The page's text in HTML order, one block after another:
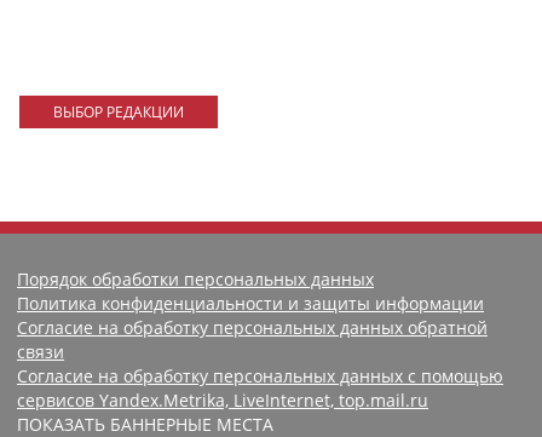
ВЫБОР РЕДАКЦИИ
Порядок обработки персональных данных
Политика конфиденциальности и защиты информации
Согласие на обработку персональных данных обратной
связи
Согласие на обработку персональных данных с помощью
сервисов Yandex.Metrika, LiveInternet, top.mail.ru
ПОКАЗАТЬ БАННЕРНЫЕ МЕСТА